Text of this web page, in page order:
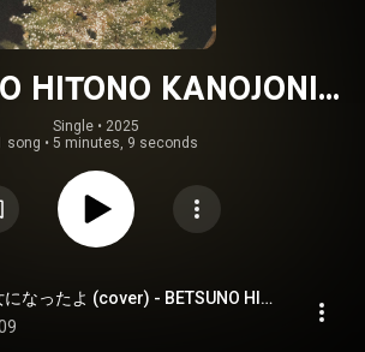
HITONO KANOJONI
NATTAYO
Single • 2025
song • 5 minutes, 9 seconds
別の人の彼女になったよ (cover) - BETSUNO HITONO KANOJONI NATTAYO